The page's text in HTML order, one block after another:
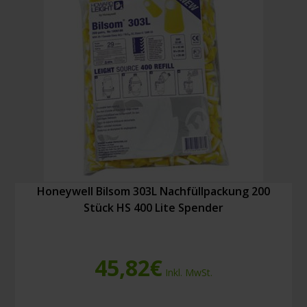
Honeywell Bilsom 303L Nachfüllpackung 200
Stück HS 400 Lite Spender
45,82€ Inkl. MwSt.